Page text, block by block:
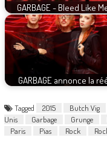
GARBAGE - Bleed Like
GARBAGE annonce la
Tagged 2015 Butch Vig
Unis
Garbage Grunge
Paris
Pias Rock